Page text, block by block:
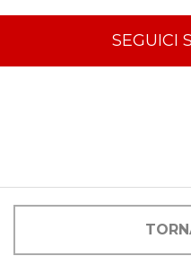
SEGUICI